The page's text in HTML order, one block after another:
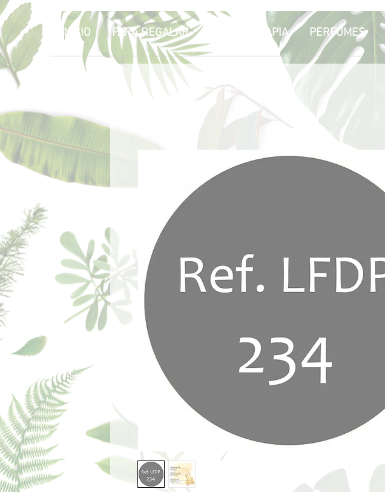
INICIO PARA REGALAR AROMATERAPIA PERFUMES